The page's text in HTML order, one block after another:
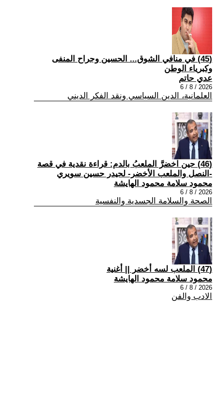
(45) في منافي الشوق... الحسين وجراح المنفى
وكبرياء الوطن
عدي حاتم
2026 / 8 / 6
العلمانية، الدين السياسي ونقد الفكر الديني
(46) حين اخضرَّ الملعبُ بالدم: قراءة نقدية في قصة
-النصل والملعب الأخضر- لحيدر حسين سويري
محمود سلامة محمود الهايشة
2026 / 8 / 6
الصحة والسلامة الجسدية والنفسية
(47) الملعب لسه أخضر || أغنية
محمود سلامة محمود الهايشة
2026 / 8 / 6
الادب والفن